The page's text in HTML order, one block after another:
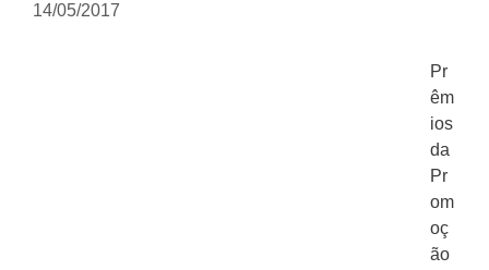
14/05/2017
Pr
êm
ios
da
Pr
om
oç
ão